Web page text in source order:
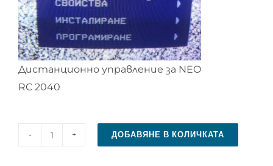
Дистанционно управление за NEO
RC 2040
количество
ДОБАВЯНЕ В КОЛИЧКАТА